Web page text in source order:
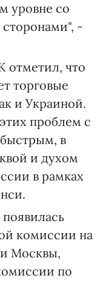
уровне со
-
отметил, что
торговые
и Украиной.
проблем с
в
и духом
в рамках
появилась
комиссии на
Москвы,
по